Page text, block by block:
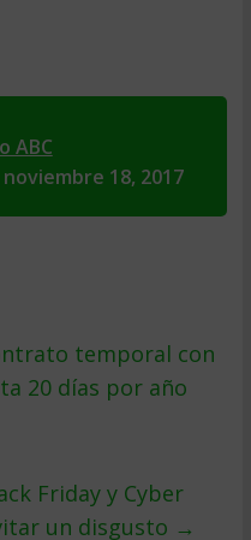
ABC
18, 2017
temporal con
20 días por año
Friday y Cyber
un disgusto →